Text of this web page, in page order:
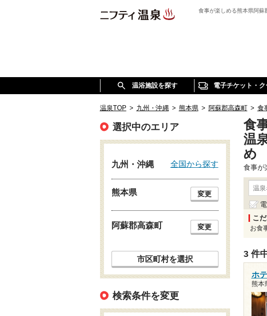
食事が楽しめる熊本県阿蘇
温浴施設を探す 電子チケット・
温泉TOP > 九州・沖縄 > 熊本県 > 阿蘇郡高森町 > 食
食
温
め
食事が
こ
お食
3 件
ホ
熊本
選択中のエリア
九州・沖縄 全国から探す
熊本県 変更
阿蘇郡高森町 変更
市区町村を選択
検索条件を変更